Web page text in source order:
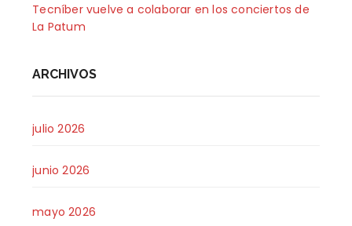
Tecníber vuelve a colaborar en los conciertos de
La Patum
ARCHIVOS
julio 2026
junio 2026
mayo 2026